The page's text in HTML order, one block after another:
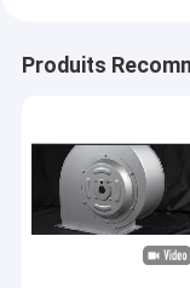
Produits